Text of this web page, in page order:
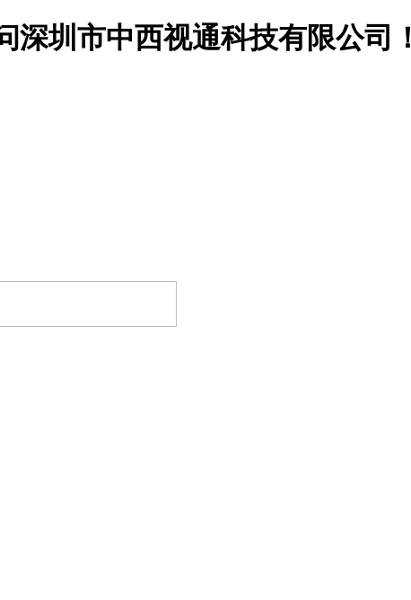
深圳市中西视通科技有限公司！